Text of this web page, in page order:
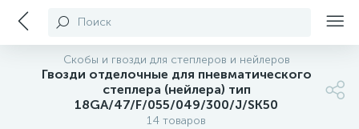
Поиск
Скобы и гвозди для степлеров и нейлеров
Гвозди отделочные для пневматического
степлера (нейлера) тип
18GA/47/F/055/049/300/J/SK50
14 товаров